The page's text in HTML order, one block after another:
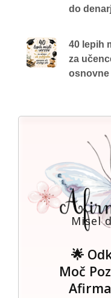
do
40 lepih
za
osnovne
Misel
🌟
Moč